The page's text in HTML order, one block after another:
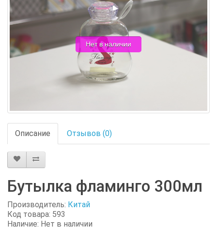
Нет в наличии
Описание Отзывов (0)
Бутылка фламинго 300мл
Производитель: Китай
Код товара: 593
Наличие: Нет в наличии